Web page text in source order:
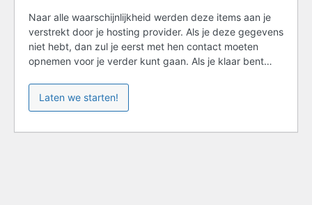
Naar alle waarschijnlijkheid werden deze items aan je
verstrekt door je hosting provider. Als je deze gegevens
niet hebt, dan zul je eerst met hen contact moeten
opnemen voor je verder kunt gaan. Als je klaar bent…
Laten we starten!